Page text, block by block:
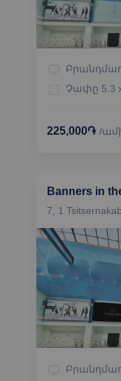
Չափը 5.3
225,000֏ /
Banners in
7, 1